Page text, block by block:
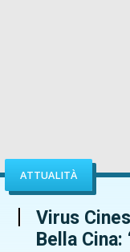
ATTUALITÀ
Virus
Bella